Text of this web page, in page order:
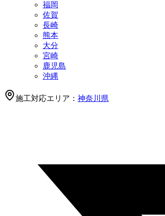
福岡
佐賀
長崎
熊本
大分
宮崎
鹿児島
沖縄
施工対応エリア： 神奈川県